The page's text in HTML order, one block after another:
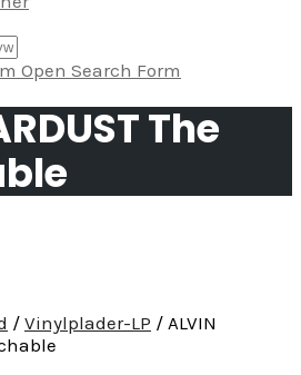
Open Search Form
The
/ Vinylplader-LP / ALVIN